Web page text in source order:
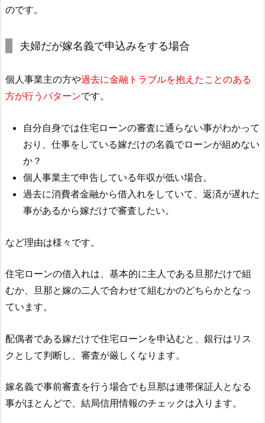
のです。
夫婦だが嫁名義で申込みをする場合
個人事業主の方や過去に金融トラブルを抱えたことのある
方が行うパターンです。
自分自身では住宅ローンの審査に通らない事がわかって
おり、仕事をしている嫁だけの名義でローンが組めない
か？
個人事業主で申告している年収が低い場合。
過去に消費者金融から借入れをしていて、返済が遅れた
事があるから嫁だけで審査したい。
など理由は様々です。
住宅ローンの借入れは、基本的に主人である旦那だけで組
むか、旦那と嫁の二人で合わせて組むかのどちらかとなっ
ています。
配偶者である嫁だけで住宅ローンを申込むと、銀行はリス
クとして判断し、審査が厳しくなります。
嫁名義で事前審査を行う場合でも旦那は連帯保証人となる
事がほとんどで、結局信用情報のチェックは入ります。